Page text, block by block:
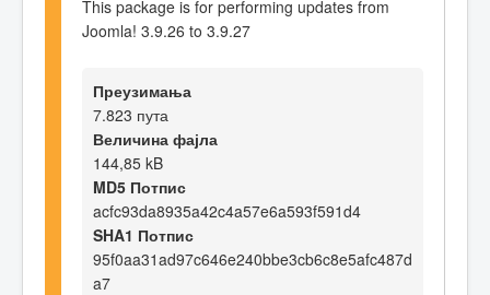
This package is for performing updates from
Joomla! 3.9.26 to 3.9.27
Преузимања
7.823 пута
Величина фајла
144,85 kB
MD5 Потпис
acfc93da8935a42c4a57e6a593f591d4
SHA1 Потпис
95f0aa31ad97c646e240bbe3cb6c8e5afc487d
a7